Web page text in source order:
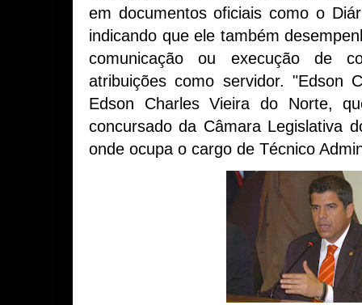
em documentos oficiais como o
indicando que ele também
comunicação ou execução de
atribuições como servidor. "Edson
Edson Charles Vieira do Norte,
concursado da Câmara Legislativa
onde ocupa o cargo de Técnico